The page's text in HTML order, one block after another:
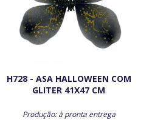
H728 - ASA HALLOWEEN COM
GLITER 41X47 CM
Produção: à pronta entrega